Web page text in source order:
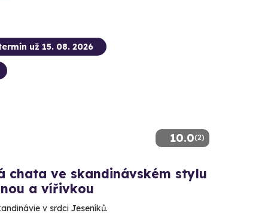
10.0(2)
už 15. 08. 2026
chata ve skandinávském stylu
a vířivkou
v srdci Jeseníků.